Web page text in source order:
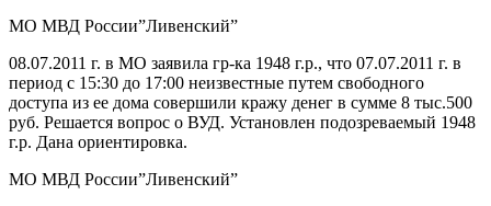
МО МВД России”Ливенский”
08.07.2011 г. в МО заявила гр-ка 1948 г.р., что 07.07.2011 г. в
период с 15:30 до 17:00 неизвестные путем свободного
доступа из ее дома совершили кражу денег в сумме 8 тыс.500
руб. Решается вопрос о ВУД. Установлен подозреваемый 1948
г.р. Дана ориентировка.
МО МВД России”Ливенский”